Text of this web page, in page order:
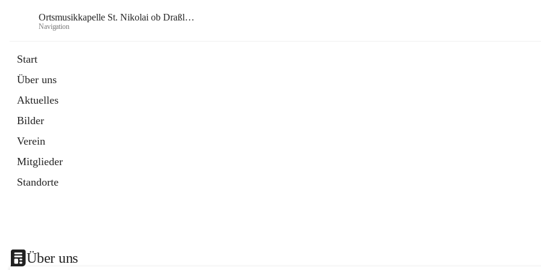
Ortsmusikkapelle St. Nikolai ob Draßling
Navigation
Start
Über uns
Aktuelles
Bilder
Verein
Mitglieder
Standorte
Über uns